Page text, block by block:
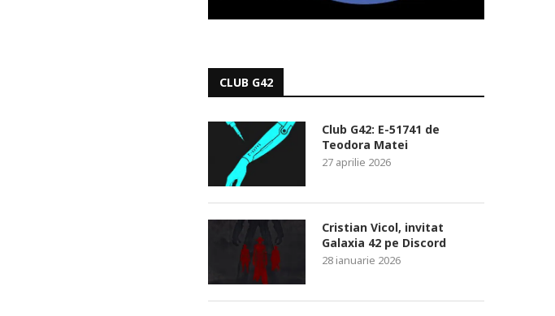
CLUB G42
Club G42: E-51741 de
Teodora Matei
27 aprilie 2026
Cristian Vicol, invitat
Galaxia 42 pe Discord
28 ianuarie 2026